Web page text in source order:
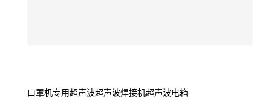
口罩机专用超声波超声波焊接机超声波电箱